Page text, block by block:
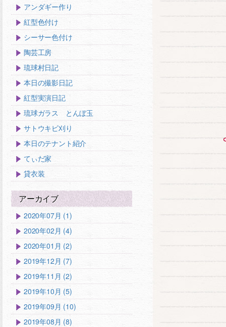
アンダギー作り
紅型色付け
シーサー色付け
陶芸工房
琉球村日記
本日の撮影日記
紅型実演日記
琉球ガラス とんぼ玉
サトウキビ刈り
本日のテナント紹介
てぃだ家
貸衣装
アーカイブ
2020年07月 (1)
2020年02月 (4)
2020年01月 (2)
2019年12月 (7)
2019年11月 (2)
2019年10月 (5)
2019年09月 (10)
2019年08月 (8)